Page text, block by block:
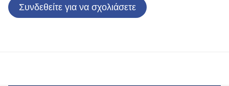
Συνδεθείτε για να σχολιάσετε